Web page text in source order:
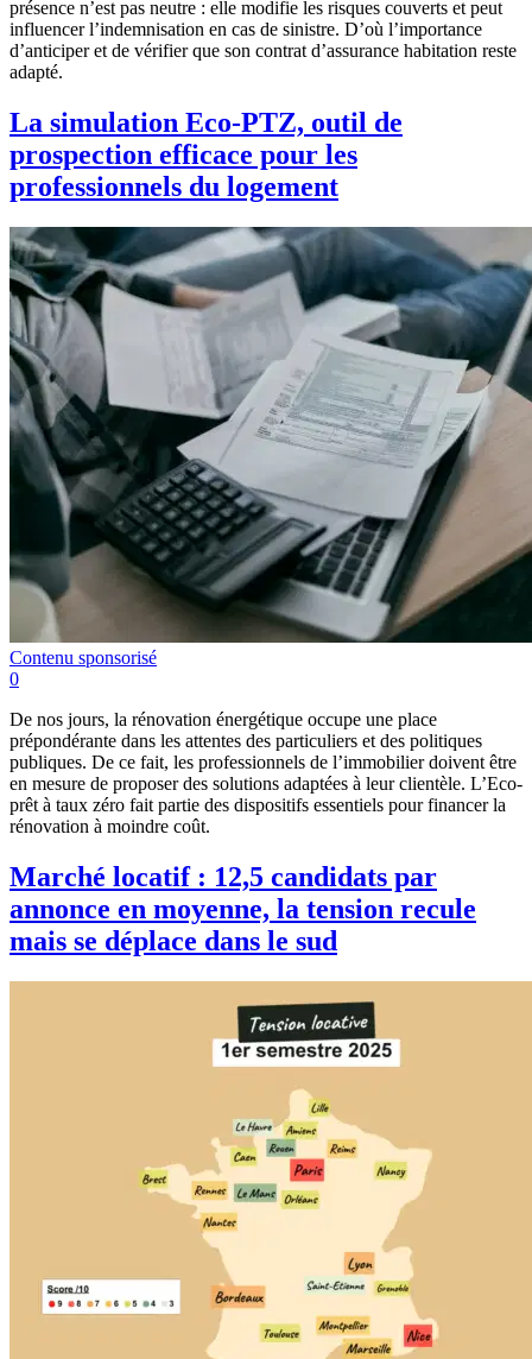
présence n’est pas neutre : elle modifie les risques couverts et peut
influencer l’indemnisation en cas de sinistre. D’où l’importance
d’anticiper et de vérifier que son contrat d’assurance habitation reste
adapté.
La simulation Eco-PTZ, outil de
prospection efficace pour les
professionnels du logement
Contenu sponsorisé
0
De nos jours, la rénovation énergétique occupe une place
prépondérante dans les attentes des particuliers et des politiques
publiques. De ce fait, les professionnels de l’immobilier doivent être
en mesure de proposer des solutions adaptées à leur clientèle. L’Eco-
prêt à taux zéro fait partie des dispositifs essentiels pour financer la
rénovation à moindre coût.
Marché locatif : 12,5 candidats par
annonce en moyenne, la tension recule
mais se déplace dans le sud